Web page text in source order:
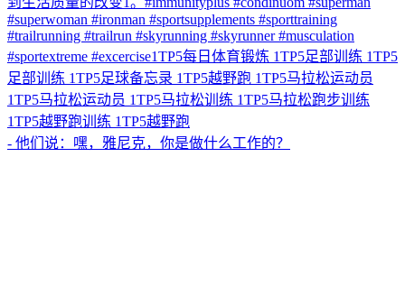
- 他们说：嘿，雅尼克，你是做什么工作的？